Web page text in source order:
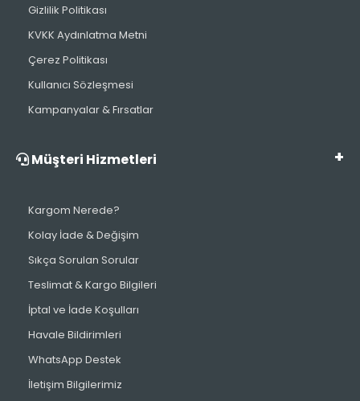
Gizlilik Politikası
KVKK Aydınlatma Metni
Çerez Politikası
Kullanıcı Sözleşmesi
Kampanyalar & Fırsatlar
Müşteri Hizmetleri
Kargom Nerede?
Kolay İade & Değişim
Sıkça Sorulan Sorular
Teslimat & Kargo Bilgileri
İptal ve İade Koşulları
Havale Bildirimleri
WhatsApp Destek
İletişim Bilgilerimiz